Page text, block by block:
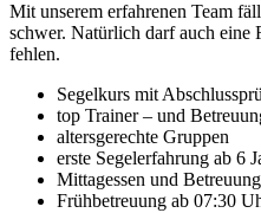
Mit unserem erfahrenen Team
schwer. Natürlich darf auch eine
fehlen.
Segelkurs mit
top Trainer – und
altersgerechte Gruppen
erste Segelerfahrung ab 6
Mittagessen und
Frühbetreuung ab 07:30